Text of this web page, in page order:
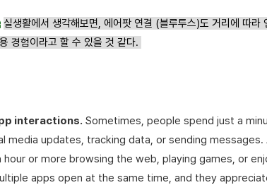
실생활에서 생각해보면, 에어팟 연결 (블루투스)도 거리에 따라
경험이라고 할 수 있을 것 같다.
interactions. Sometimes, people spend just a
media updates, tracking data, or sending
hour or more browsing the web, playing games, or
apps open at the same time, and they